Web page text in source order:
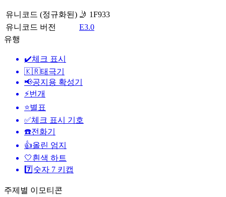
유니코드 (정규화된) 🤳 1F933
유니코드 버전
E3.0
유행
✔️체크 표시
🇰🇷태극기
📢공지용 확성기
⚡번개
⭐별표
✅체크 표시 기호
☎️전화기
👍올린 엄지
🤍흰색 하트
7️⃣ 숫자 7 키캡
주제별 이모티콘